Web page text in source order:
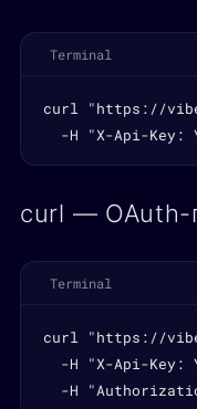
Terminal
curl "https://
-H "X-Api-Key:
curl —
Terminal
curl "https://
-H "X-Api-Key:
-H